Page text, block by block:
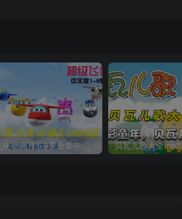
超级飞侠动画片1-9季全集中文版视频下载